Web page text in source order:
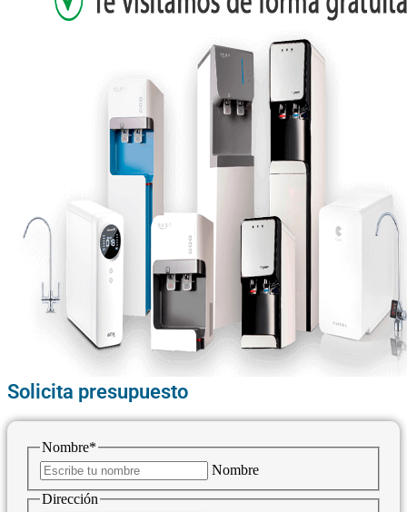
Solicita presupuesto
Nombre*
Nombre
Dirección